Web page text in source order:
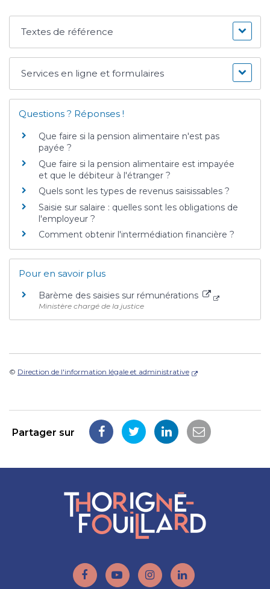
Textes de référence
Services en ligne et formulaires
Questions ? Réponses !
Que faire si la pension alimentaire n'est pas
payée ?
Que faire si la pension alimentaire est impayée
et que le débiteur à l'étranger ?
Quels sont les types de revenus saisissables ?
Saisie sur salaire : quelles sont les obligations de
l'employeur ?
Comment obtenir l'intermédiation financière ?
Pour en savoir plus
Barème des saisies sur rémunérations
Ministère chargé de la justice
© Direction de l'information légale et administrative
Partager sur
PartagerPartagerPartagerPartager
Lien
Lien
Lien
Lien